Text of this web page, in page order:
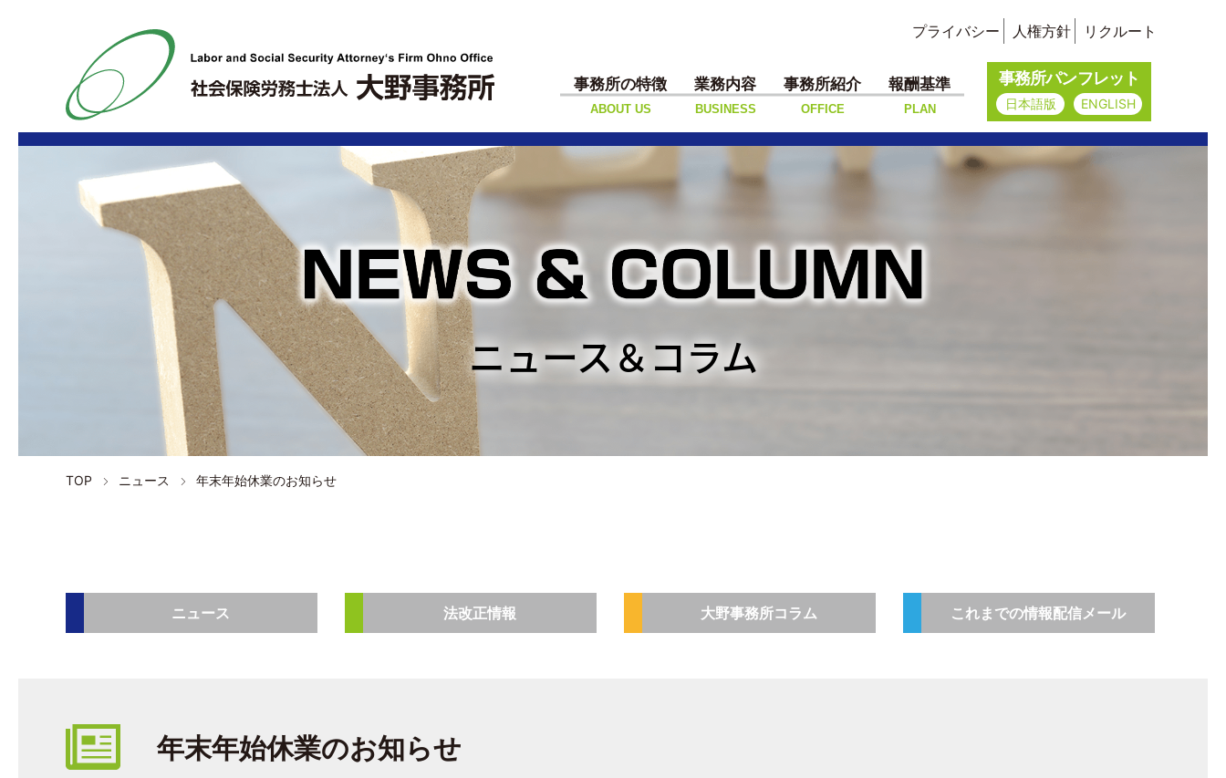
プライバシー 人権方針 リクルート
事務所の特徴
ABOUT US
業務内容
BUSINESS
事務所紹介
OFFICE
報酬基準
PLAN
事務所パンフレット
日本語版 ENGLISH
ニュース＆コラム
TOP ニュース 年末年始休業のお知らせ
ニュース 法改正情報 大野事務所コラム これまでの情報配信メール
年末年始休業のお知らせ